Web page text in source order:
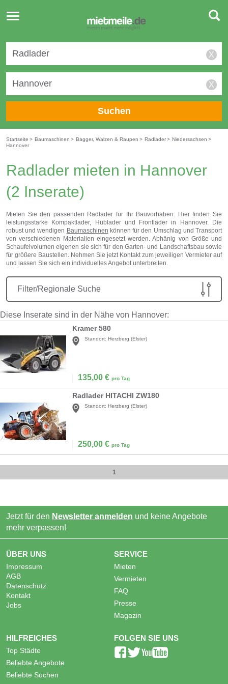
Toggle
navigation
X
X
Suchen
Startseite > Baumaschinen > Bagger, Walzen & Raupen > Radlader> Niedersachsen >
Hannover
Radlader mieten in Hannover
(2 Inserate)
Mieten Sie den passenden Radlader für Ihr Bauvorhaben. Hier finden Sie
leistungsstarke Kompaktlader, Hublader und Frontlader in Hannover. Die
robust und wendigen Baumaschinen können für den Umschlag und Transport
von verschiedenen Materialien eingesetzt werden. Abhänig von Größe und
Schaufelvolumen eigenen sie sich für den Garten- und Landschaftsbau sowie
für größere Baustellen. Nehmen Sie jetzt Kontakt zum jeweiligen Vermieter auf
und lassen Sie sich ein individuelles Angebot unterbreiten.
Filter/Regionale Suche
Diese Inserate sind in der Nähe von Hannover:
Kramer 580
Standort: Herzberg (Elster)
135,00 € pro Tag
Radlader HITACHI ZW180
Standort: Herzberg (Elster)
250,00 € pro Tag
1
Jetzt für den Newsletter anmelden und keine Angebote
mehr verpassen!
ÜBER UNS
Impressum
AGB
Datenschutz
Kontakt
Jobs
SERVICE
Mieten
Vermieten
FAQ
Presse
Magazin
HILFREICHES
Top Städte
Beliebte Angebote
Beliebte Suchen
FOLGEN SIE UNS